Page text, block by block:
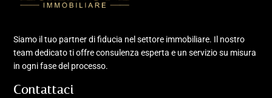
Siamo il tuo partner di fiducia nel settore immobiliare. Il nostro
team dedicato ti offre consulenza esperta e un servizio su misura
in ogni fase del processo.
Contattaci